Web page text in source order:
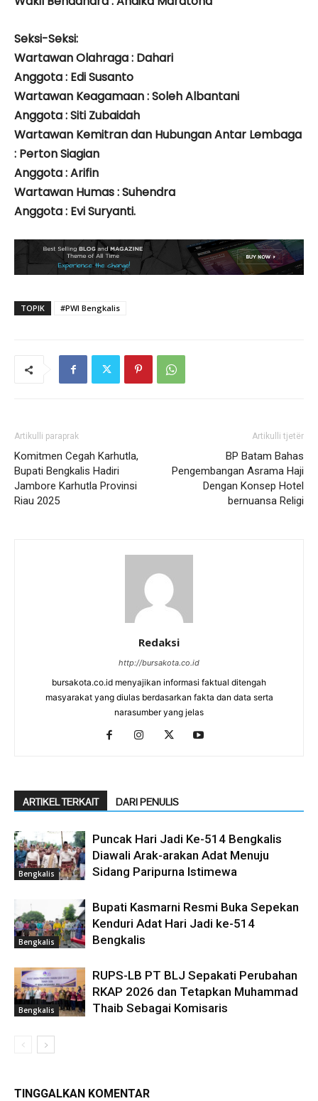
Seksi-Seksi:
Wartawan Olahraga : Dahari
Anggota : Edi Susanto
Wartawan Keagamaan : Soleh Albantani
Anggota : Siti Zubaidah
Wartawan Kemitran dan Hubungan Antar Lembaga
: Perton Siagian
Anggota : Arifin
Wartawan Humas : Suhendra
Anggota : Evi Suryanti.
TOPIK #PWI Bengkalis
Artikulli paraprak
Komitmen Cegah Karhutla,
Bupati Bengkalis Hadiri
Jambore Karhutla Provinsi
Riau 2025
Artikulli tjetër
BP Batam Bahas
Pengembangan Asrama Haji
Dengan Konsep Hotel
bernuansa Religi
Redaksi
http://bursakota.co.id
bursakota.co.id menyajikan informasi faktual ditengah
masyarakat yang diulas berdasarkan fakta dan data serta
narasumber yang jelas
ARTIKEL TERKAIT DARI PENULIS
Bengkalis
Puncak Hari Jadi Ke-514 Bengkalis
Diawali Arak-arakan Adat Menuju
Sidang Paripurna Istimewa
Bengkalis
Bupati Kasmarni Resmi Buka Sepekan
Kenduri Adat Hari Jadi ke-514
Bengkalis
Bengkalis
RUPS-LB PT BLJ Sepakati Perubahan
RKAP 2026 dan Tetapkan Muhammad
Thaib Sebagai Komisaris
TINGGALKAN KOMENTAR